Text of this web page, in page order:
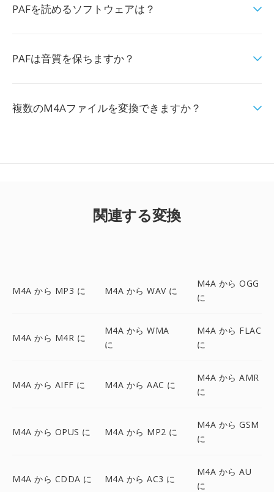
PAFを読めるソフトウェアは？
PAFは音質を保ちますか？
複数のM4Aファイルを変換できますか？
関連する変換
M4A から MP3 に M4A から WAV に
M4A から OGG
に
M4A から M4R に
M4A から WMA
に
M4A から FLAC
に
M4A から AIFF に M4A から AAC に
M4A から AMR
に
M4A から OPUS に M4A から MP2 に
M4A から GSM
に
M4A から CDDA に M4A から AC3 に
M4A から AU
に